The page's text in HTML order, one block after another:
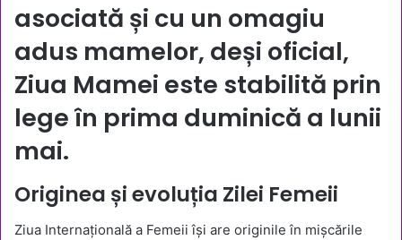
asociată și cu un omagiu
adus mamelor, deși oficial,
Ziua Mamei este stabilită prin
lege în prima duminică a lunii
mai.
Originea și evoluția Zilei Femeii
Ziua Internațională a Femeii își are originile în mișcările